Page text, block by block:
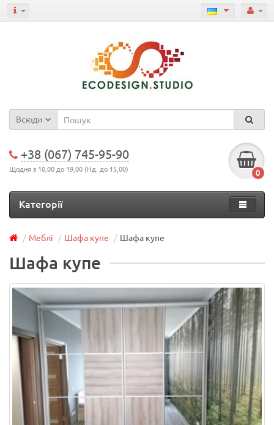
Всюди
+38 (067) 745-95-90
Щодня з 10,00 до 19,00 (Нд. до 15,00) 0
Категорії
Меблі Шафа купе Шафа купе
Шафа купе